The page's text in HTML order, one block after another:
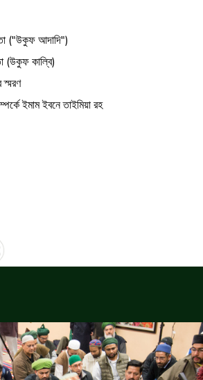
("উকুফ আদাদি")
(উকুফ কাল্বি)
স্মরণ
ইমাম ইবনে তাইমিয়া রহ